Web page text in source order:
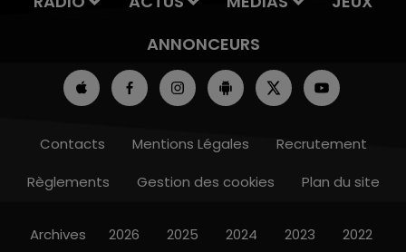
ANNONCEURS
Contacts Mentions Légales
Recrutement
Règlements
Gestion des cookies Plan du site
Archives 2026 2025 2024 2023 2022